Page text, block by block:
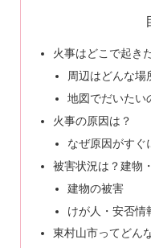
火事はどこで起き
周辺はどんな場
地図でだいたい
火事の原因は？
なぜ原因がすぐ
被害状況は？建物
建物の被害
けが人・安否情
東村山市ってどん